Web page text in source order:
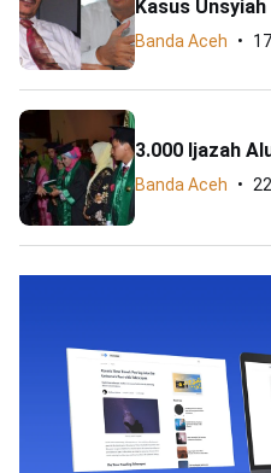
Kasus Unsyiah
Banda Aceh
3.000 Ijazah
Banda Aceh